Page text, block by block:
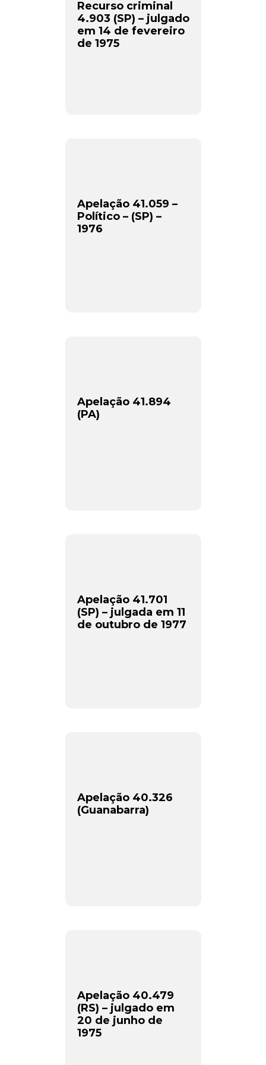
Recurso criminal
4.903 (SP) – julgado
em 14 de fevereiro
de 1975
Apelação 41.059 –
Político – (SP) –
1976
Apelação 41.894
(PA)
Apelação 41.701
(SP) – julgada em 11
de outubro de 1977
Apelação 40.326
(Guanabarra)
Apelação 40.479
(RS) – julgado em
20 de junho de
1975